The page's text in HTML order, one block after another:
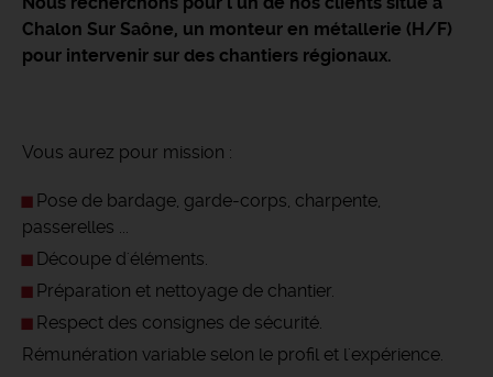
Chalon Sur Saône, un monteur en métallerie (H/F)
pour intervenir sur des chantiers régionaux.
Vous aurez pour mission :
Pose de bardage, garde-corps, charpente,
passerelles ...
Découpe d'éléments.
Préparation et nettoyage de chantier.
Respect des consignes de sécurité.
Rémunération variable selon le profil et l'expérience.